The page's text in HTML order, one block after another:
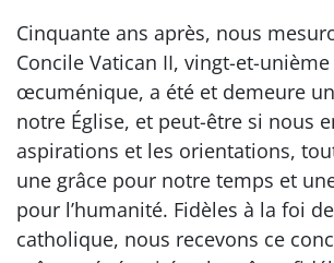
Cinquante ans après, nous
Concile Vatican II, vingt-et-
œcuménique, a été et demeure
notre Église, et peut-être si nous
aspirations et les orientations,
une grâce pour notre temps et
pour l’humanité. Fidèles à la foi de
catholique, nous recevons ce